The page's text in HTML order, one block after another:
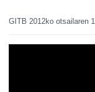
GITB 2012ko otsailaren